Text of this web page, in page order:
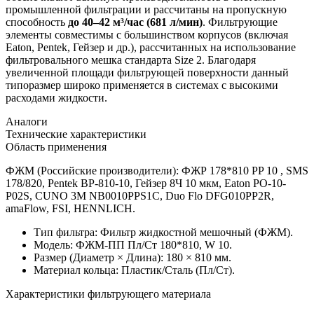
промышленной фильтрации и рассчитаны на пропускную
способность до 40–42 м³/час (681 л/мин). Фильтрующие
элементы совместимы с большинством корпусов (включая
Eaton, Pentek, Гейзер и др.), рассчитанных на использование
фильтровального мешка стандарта Size 2. Благодаря
увеличенной площади фильтрующей поверхности данный
типоразмер широко применяется в системах с высокими
расходами жидкости.
Аналоги
Технические характеристики
Область применения
ФЖМ (Российские производители): ФЖР 178*810 PP 10 , SMS
178/820, Pentek BP-810-10, Гейзер 8Ч 10 мкм, Eaton PO-10-
P02S, CUNO 3M NB0010PPS1C, Duo Flo DFG010PP2R,
amaFlow, FSI, HENNLICH.
Тип фильтра: Фильтр жидкостной мешочный (ФЖМ).
Модель: ФЖМ-ПП Пл/Ст 180*810, W 10.
Размер (Диаметр × Длина): 180 × 810 мм.
Материал кольца: Пластик/Сталь (Пл/Ст).
Характеристики фильтрующего материала